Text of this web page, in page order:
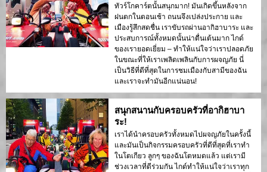
ทัวร์โกคาร์ตนั้นสนุกมาก! มันเกิดขึ้นหลังจาก
ฝนตกในตอนเช้า ถนนจึงเปล่งประกาย และ
เมืองรู้สึกสดชื่น เราขับรถผ่านอากิฮาบาระ และ
ประสบการณ์ทั้งหมดนั้นน่าตื่นเต้นมาก ไกด์
ของเรายอดเยี่ยม – ทำให้แน่ใจว่าเราปลอดภัย
ในขณะที่ให้เราเพลิดเพลินกับการผจญภัย นี่
เป็นวิธีที่ดีที่สุดในการชมเมืองกับสามีของฉัน
และเราจะทำมันอีกแน่นอน!
สนุกสนานกับครอบครัวที่อากิฮาบา
ระ!
เราได้นำครอบครัวทั้งหมดไปผจญภัยในครั้งนี้
และมันเป็นกิจกรรมครอบครัวที่ดีที่สุดที่เราทำ
ในโตเกียว ลูกๆ ของฉันโตหมดแล้ว แต่เรามี
ช่วงเวลาที่ดีร่วมกัน ไกด์ทำให้แน่ใจว่าเราทุก